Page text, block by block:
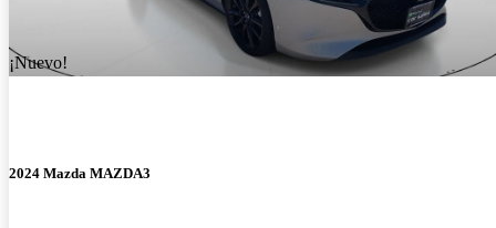
¡Nuevo!
2024 Mazda MAZDA3